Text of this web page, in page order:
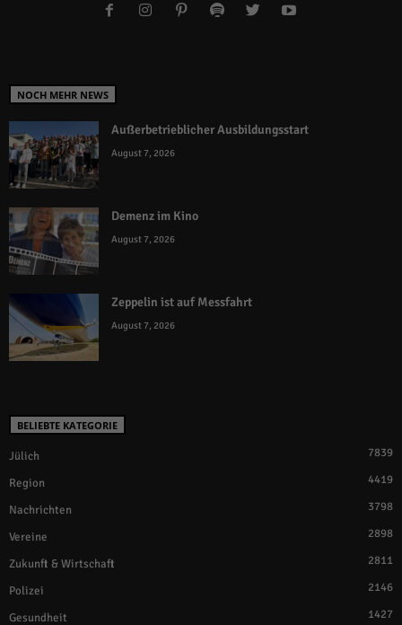
NOCH MEHR NEWS
Außerbetrieblicher Ausbildungsstart
August 7, 2026
Demenz im Kino
August 7, 2026
Zeppelin ist auf Messfahrt
August 7, 2026
BELIEBTE KATEGORIE
Jülich 7839
Region 4419
Nachrichten 3798
Vereine 2898
Zukunft & Wirtschaft 2811
Polizei 2146
Gesundheit 1427